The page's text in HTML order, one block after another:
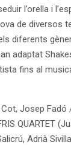
l’orella i
de diversos
diferents
adaptat
fins al
Josep Fadó
QUARTET
Adrià